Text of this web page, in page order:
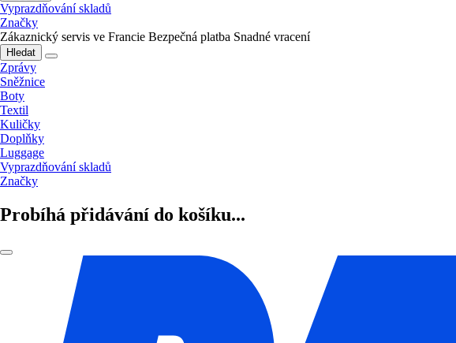
Vyprazdňování skladů
Značky
Zákaznický servis ve Francie Bezpečná platba Snadné vracení
Hledat
Zprávy
Sněžnice
Boty
Textil
Kuličky
Doplňky
Luggage
Vyprazdňování skladů
Značky
Probíhá přidávání do košíku...